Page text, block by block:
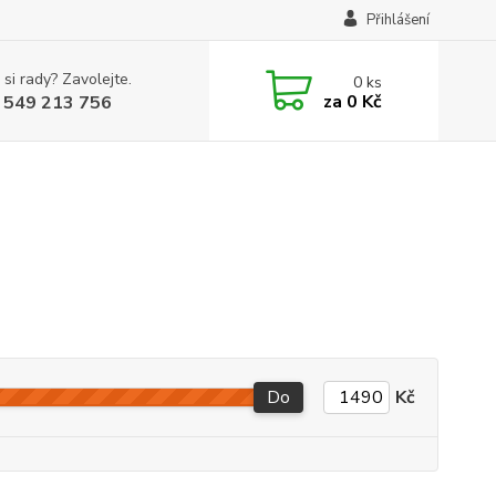
Přihlášení
rady? Zavolejte.
213 756
0ks
za 0 Kč
Do Kč